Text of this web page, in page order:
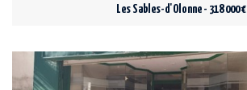
Les Sables-d'Olonne - 318 000 €